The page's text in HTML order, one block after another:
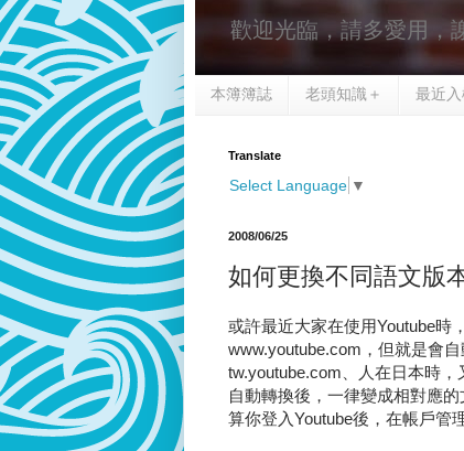
歡迎光臨，請多愛用，
本簿簿誌 老頭知識＋ 最近
Translate
Select Language ▼
2008/06/25
如何更換不同語文版
或許最近大家在使用Youtube時
www.youtube.com，但就是會
tw.youtube.com、人在日本時
自動轉換後，一律變成相對應
算你登入Youtube後，在帳戶管